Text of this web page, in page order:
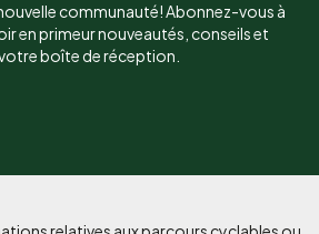
communauté! Abonnez-vous à
en primeur nouveautés, conseils et
boîte de réception.